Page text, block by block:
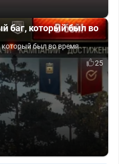
баг, который был во
который был во время
25